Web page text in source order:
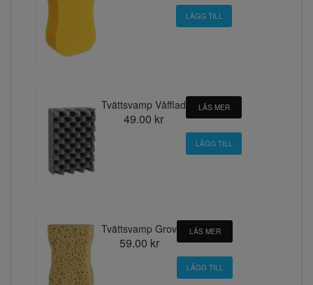
Tvättsvamp Våfflad
49.00 kr
LÄS MER
Tvättsvamp Grov
59.00 kr
LÄS MER